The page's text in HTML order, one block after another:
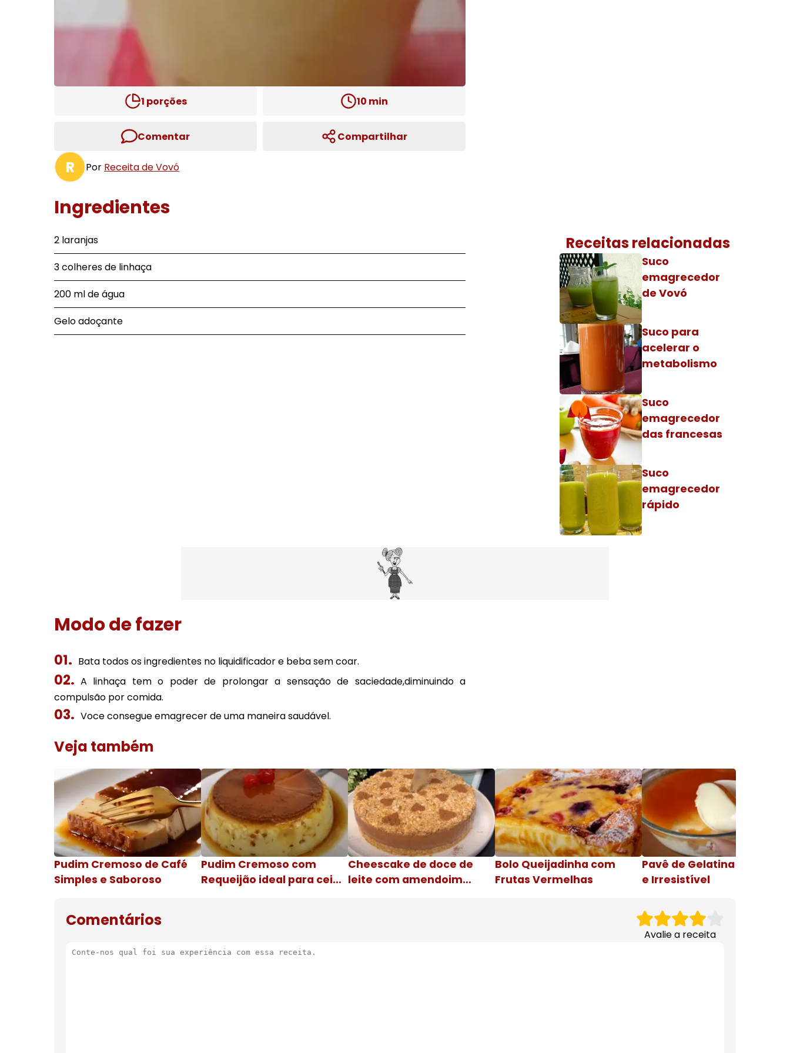
1 porções 10 min
Comentar Compartilhar
R Por Receita de Vovó
Ingredientes
2 laranjas
3 colheres de linhaça
200 ml de água
Gelo adoçante
Receitas relacionadas
Suco
emagrecedor
de Vovó
Suco para
acelerar o
metabolismo
Suco
emagrecedor
das francesas
Suco
emagrecedor
rápido
Modo de fazer
Bata todos os ingredientes no liquidificador e beba sem coar.
A linhaça tem o poder de prolongar a sensação de saciedade,diminuindo a
compulsão por comida.
Voce consegue emagrecer de uma maneira saudável.
Veja também
Pudim Cremoso de Café
Simples e Saboroso
Pudim Cremoso com
Requeijão ideal para ceia
Cheescake de doce de
leite com amendoim
Bolo Queijadinha com
Frutas Vermelhas
Pavê de Gelatina Cremosa
e Irresistível
Comentários
Avalie a receita